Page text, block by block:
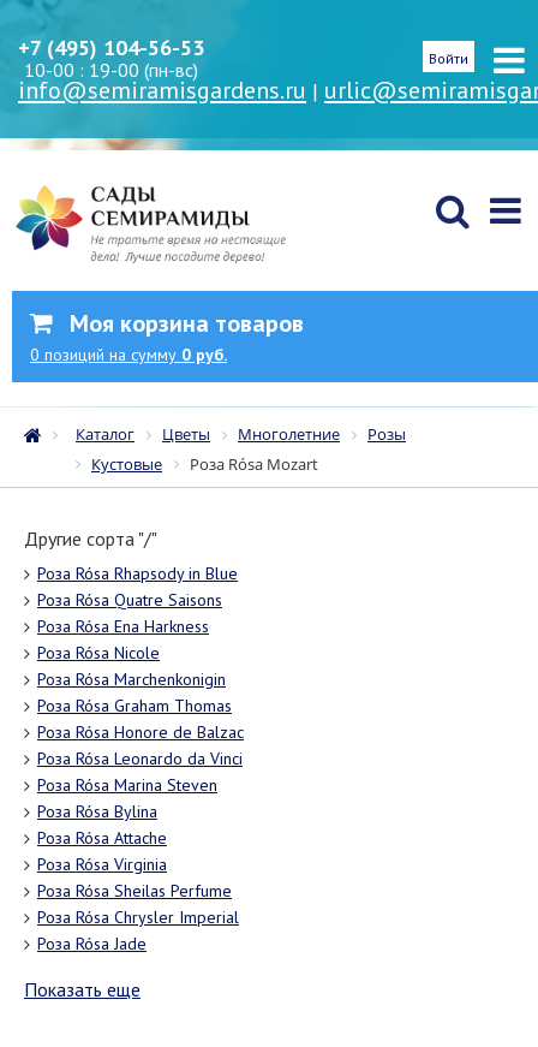
+7 (495) 104-56-53
10-00 : 19-00 (пн-вс)
info@semiramisgardens.ru |
Войти
Моя корзина товаров
0 позиций на сумму 0 руб.
Каталог Цветы Многолетние
Розы
Кустовые
Роза Rósa Mozart
Другие сорта "/"
Роза Rósa Rhapsody in Blue
Роза Rósa Quatre Saisons
Роза Rósa Ena Harkness
Роза Rósa Nicole
Роза Rósa Marchenkonigin
Роза Rósa Graham Thomas
Роза Rósa Honore de Balzac
Роза Rósa Leonardo da Vinci
Роза Rósa Marina Steven
Роза Rósa Bylina
Роза Rósa Attache
Роза Rósa Virginia
Роза Rósa Sheilas Perfume
Роза Rósa Chrysler Imperial
Роза Rósa Jade
Показать еще